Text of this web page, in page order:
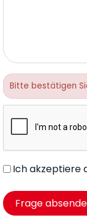
Bitte bestätigen
Ich akzeptiere